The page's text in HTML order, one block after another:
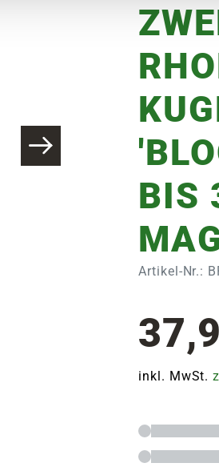
BIS
Artikel-Nr.:
inkl. MwSt.